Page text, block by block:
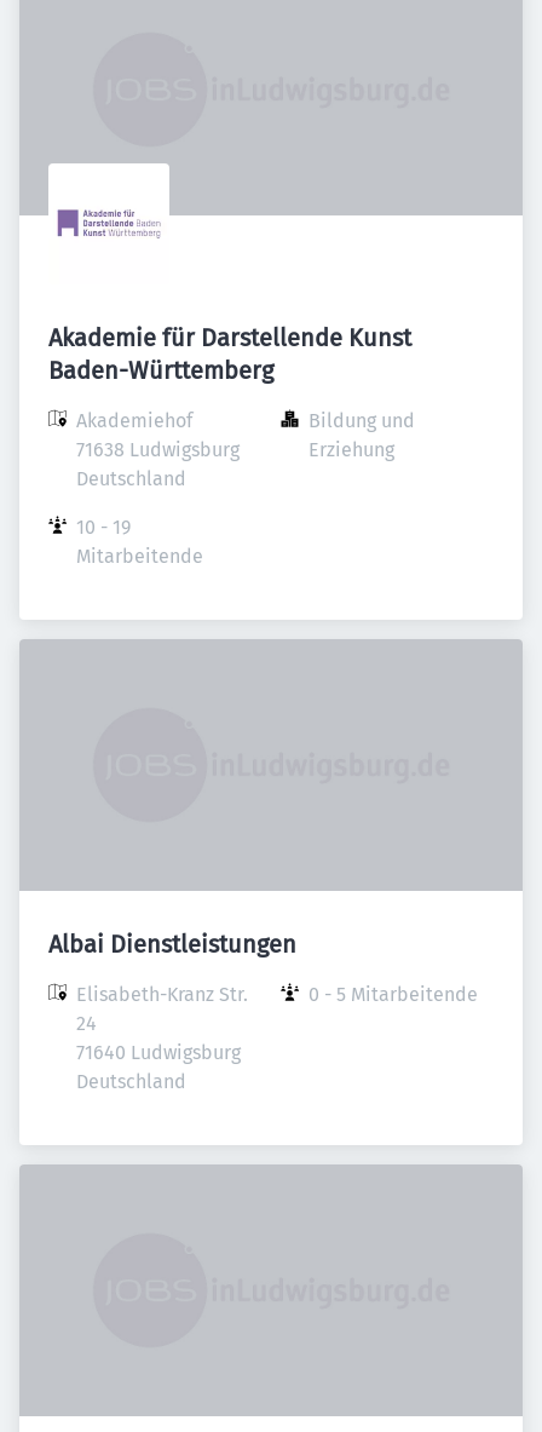
Akademie für Darstellende Kunst
Baden-Württemberg
Akademiehof
71638 Ludwigsburg
Deutschland
Bildung und
Erziehung
10 - 19
Mitarbeitende
Albai Dienstleistungen
Elisabeth-Kranz Str.
24
71640 Ludwigsburg
Deutschland
0 - 5 Mitarbeitende